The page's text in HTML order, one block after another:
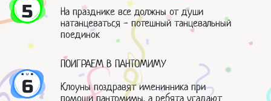
5
На празднике все должны от души
натанцеваться - потешный танцевальный
поединок
6
ПОИГРАЕМ В ПАНТОМИМУ
Клоуны поздравят именинника при
помощи пантомимы, а ребята угадают